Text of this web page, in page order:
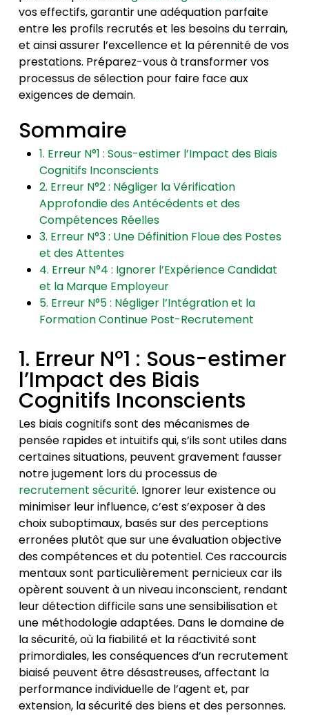
vos effectifs, garantir une adéquation parfaite
entre les profils recrutés et les besoins du terrain,
et ainsi assurer l’excellence et la pérennité de vos
prestations. Préparez-vous à transformer vos
processus de sélection pour faire face aux
exigences de demain.
Sommaire
1. Erreur N°1 : Sous-estimer l’Impact des Biais
Cognitifs Inconscients
2. Erreur N°2 : Négliger la Vérification
Approfondie des Antécédents et des
Compétences Réelles
3. Erreur N°3 : Une Définition Floue des Postes
et des Attentes
4. Erreur N°4 : Ignorer l’Expérience Candidat
et la Marque Employeur
5. Erreur N°5 : Négliger l’Intégration et la
Formation Continue Post-Recrutement
1. Erreur N°1 : Sous-estimer
l’Impact des Biais
Cognitifs Inconscients
Les biais cognitifs sont des mécanismes de
pensée rapides et intuitifs qui, s’ils sont utiles dans
certaines situations, peuvent gravement fausser
notre jugement lors du processus de
recrutement sécurité. Ignorer leur existence ou
minimiser leur influence, c’est s’exposer à des
choix suboptimaux, basés sur des perceptions
erronées plutôt que sur une évaluation objective
des compétences et du potentiel. Ces raccourcis
mentaux sont particulièrement pernicieux car ils
opèrent souvent à un niveau inconscient, rendant
leur détection difficile sans une sensibilisation et
une méthodologie adaptées. Dans le domaine de
la sécurité, où la fiabilité et la réactivité sont
primordiales, les conséquences d’un recrutement
biaisé peuvent être désastreuses, affectant la
performance individuelle de l’agent et, par
extension, la sécurité des biens et des personnes.